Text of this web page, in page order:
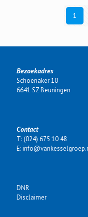
1
Bezoekadres
Schoenaker 10
6641 SZ Beuningen
Contact
T: (024) 675 10 48
E:
DNR
Disclaimer